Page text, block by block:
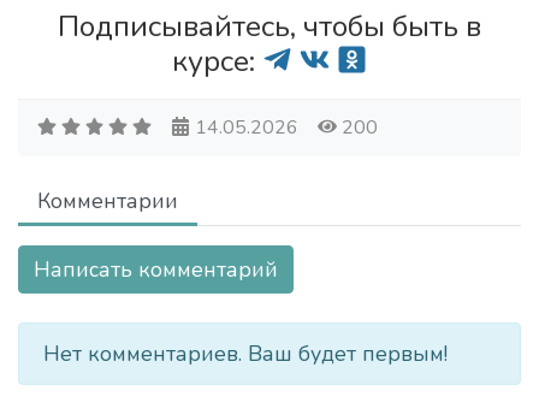
Подписывайтесь, чтобы быть в
курсе:
14.05.2026 200
Комментарии
Написать комментарий
Нет комментариев. Ваш будет первым!